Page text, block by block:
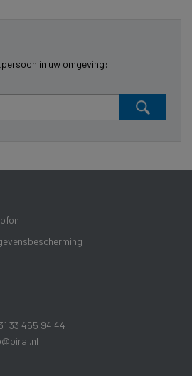
in uw omgeving:
33 455 94 44